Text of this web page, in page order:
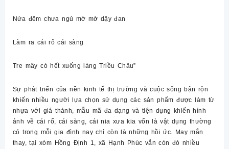
Nửa đêm chưa ngủ mờ mờ dậy đan
Làm ra cái rổ cái sàng
Tre mây có hết xuống làng Triều Châu”
Sự phát triển của nền kinh tế thị trường và cuộc sống bận rộn
khiến nhiều người lựa chọn sử dụng các sản phẩm được làm từ
nhựa với giá thành, mẫu mã đa dạng và tiện dụng khiến hình
ảnh về cái rổ, cái sàng, cái nia xưa kia vốn là vật dụng thường
có trong mỗi gia đình nay chỉ còn là những hồi ức. May mắn
thay, tại xóm Hồng Định 1, xã Hạnh Phúc vẫn còn đó nhiều